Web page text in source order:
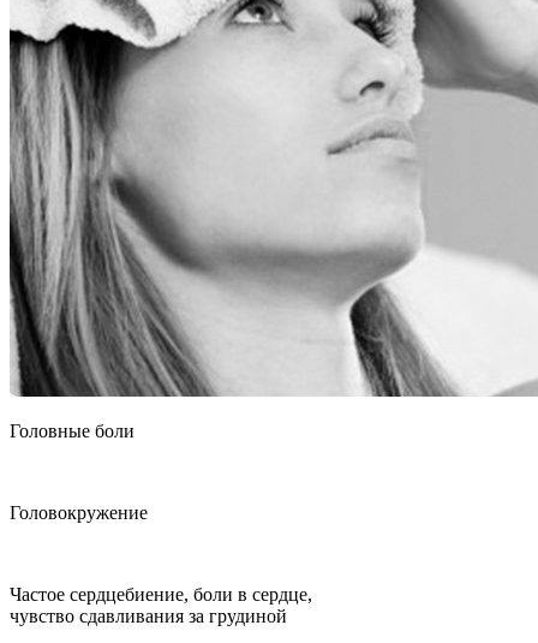
Головные боли
Головокружение
Частое сердцебиение, боли в сердце,
чувство сдавливания за грудиной